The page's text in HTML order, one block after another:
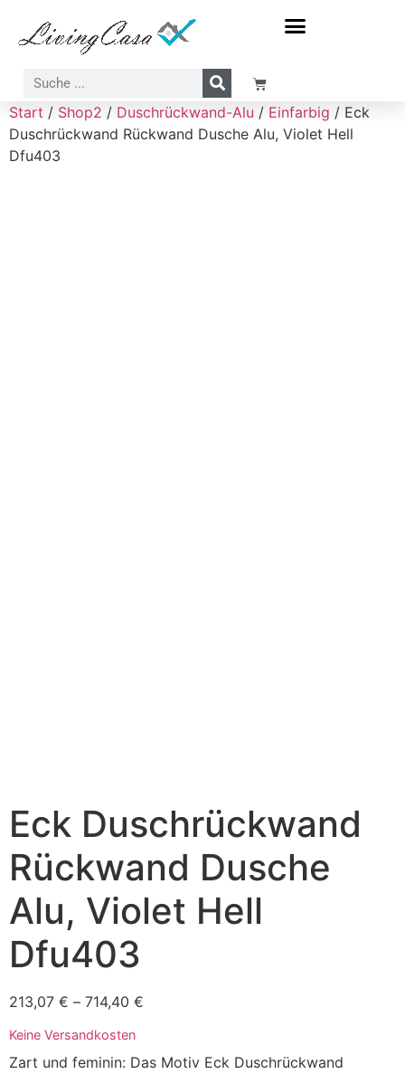
Start / Shop2 / Duschrückwand-Alu / Einfarbig / Eck
Duschrückwand Rückwand Dusche Alu, Violet Hell
Dfu403
Eck Duschrückwand
Rückwand Dusche
Alu, Violet Hell
Dfu403
213,07 € – 714,40 €
Keine Versandkosten
Zart und feminin: Das Motiv Eck Duschrückwand